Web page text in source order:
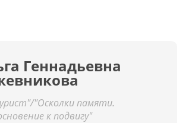
Геннадьевна
"Осколки памяти.
к подвигу"